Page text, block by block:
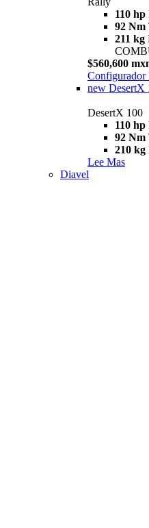
110 hp
92 Nm
211 kg
$560,600
Configurador
new DesertX
DesertX 100
110 hp
92 Nm
210 kg
Lee Mas
Diavel